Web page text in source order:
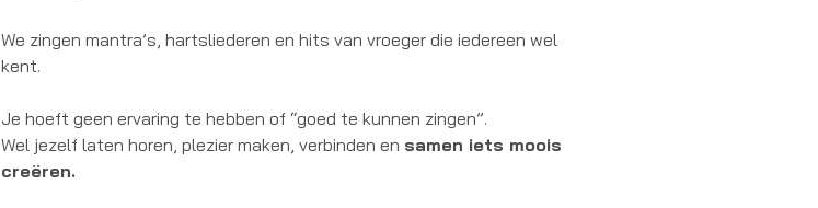
We zingen mantra’s, hartsliederen en hits van vroeger die iedereen wel
kent.
Je hoeft geen ervaring te hebben of “goed te kunnen zingen”.
Wel jezelf laten horen, plezier maken, verbinden en samen iets moois
creëren.